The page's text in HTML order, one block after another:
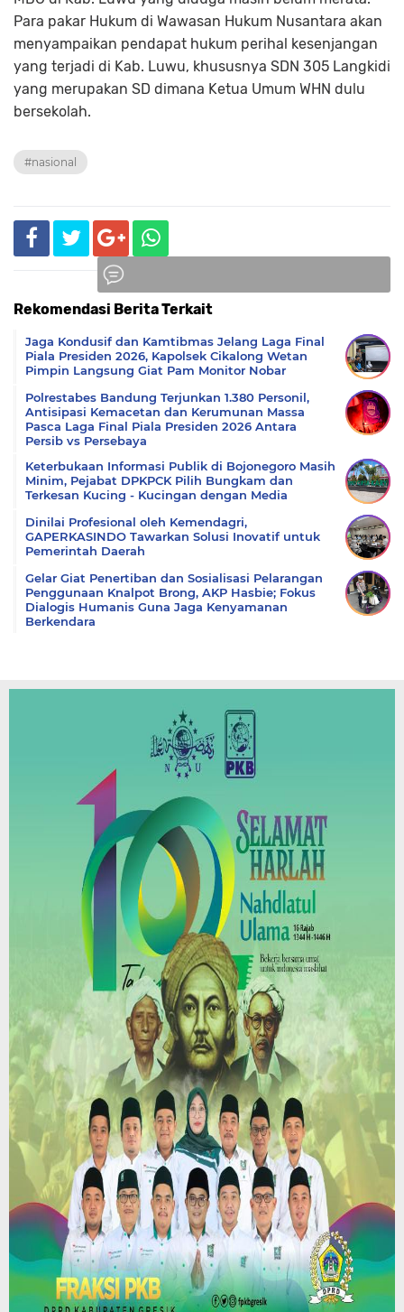
Para pakar Hukum di Wawasan Hukum Nusantara akan
menyampaikan pendapat hukum perihal kesenjangan
yang terjadi di Kab. Luwu, khususnya SDN 305 Langkidi
yang merupakan SD dimana Ketua Umum WHN dulu
bersekolah.
#nasional
Rekomendasi Berita Terkait
Jaga Kondusif dan Kamtibmas Jelang Laga Final
Piala Presiden 2026, Kapolsek Cikalong Wetan
Pimpin Langsung Giat Pam Monitor Nobar
Polrestabes Bandung Terjunkan 1.380 Personil,
Antisipasi Kemacetan dan Kerumunan Massa
Pasca Laga Final Piala Presiden 2026 Antara
Persib vs Persebaya
Keterbukaan Informasi Publik di Bojonegoro Masih
Minim, Pejabat DPKPCK Pilih Bungkam dan
Terkesan Kucing - Kucingan dengan Media
Dinilai Profesional oleh Kemendagri,
GAPERKASINDO Tawarkan Solusi Inovatif untuk
Pemerintah Daerah
Gelar Giat Penertiban dan Sosialisasi Pelarangan
Penggunaan Knalpot Brong, AKP Hasbie; Fokus
Dialogis Humanis Guna Jaga Kenyamanan
Berkendara